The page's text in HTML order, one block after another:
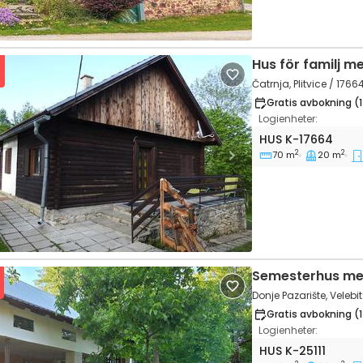
Next
Hus för familj
Čatrnja, Plitvice /
Gratis avbokning
Logienheter:
Tvårumshus
HUS K-17664
70 m2 20 m2
Semesterhus
Donje Pazarište, Velebit
Gratis avbokning
Logienheter:
Tvårumshus
HUS K-25111